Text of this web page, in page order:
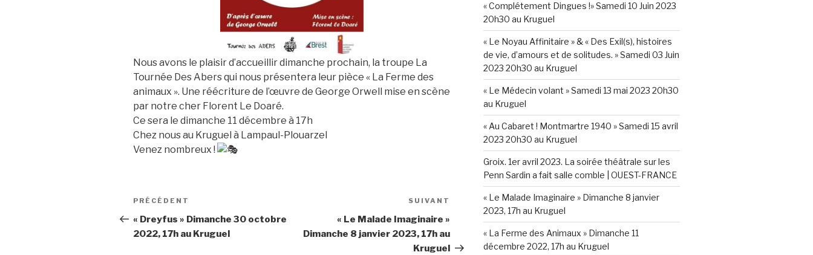
Nous avons le plaisir d’accueillir dimanche prochain, la troupe La
Tournée Des Abers qui nous présentera leur pièce « La Ferme des
animaux ». Une réécriture de l’œuvre de George Orwell mise en scène
par notre cher Florent Le Doaré.
Ce sera le dimanche 11 décembre à 17h
Chez nous au Kruguel à Lampaul-Plouarzel
Venez nombreux !
Navigation
de
l’article
Article
précédent
PRÉCÉDENT
« Dreyfus » Dimanche 30 octobre
2022, 17h au Kruguel
Article
suivant
SUIVANT
« Le Malade Imaginaire »
Dimanche 8 janvier 2023, 17h au
Kruguel
« Complétement Dingues !» Samedi 10 Juin 2023
20h30 au Kruguel
« Le Noyau Affinitaire » & « Des Exil(s), histoires
de vie, d’amours et de solitudes. » Samedi 03 Juin
2023 20h30 au Kruguel
« Le Médecin volant » Samedi 13 mai 2023 20h30
au Kruguel
« Au Cabaret ! Montmartre 1940 » Samedi 15 avril
2023 20h30 au Kruguel
Groix. 1er avril 2023. La soirée théâtrale sur les
Penn Sardin a fait salle comble | OUEST-FRANCE
« Le Malade Imaginaire » Dimanche 8 janvier
2023, 17h au Kruguel
« La Ferme des Animaux » Dimanche 11
décembre 2022, 17h au Kruguel